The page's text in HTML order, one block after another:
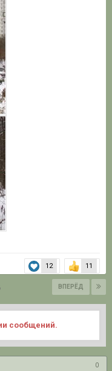
12 11
ВПЕРЁД
сообщений.
0